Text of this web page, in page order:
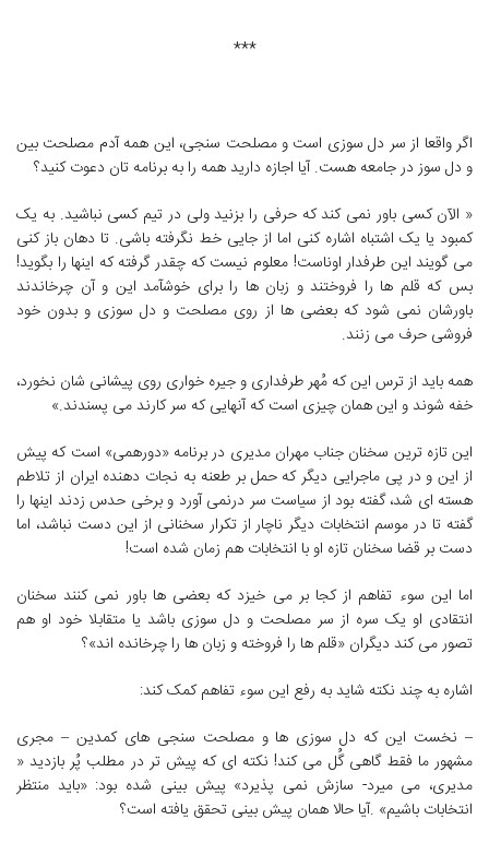
***
اگر واقعا از سر دل سوزی است و مصلحت سنجی، این همه آدم مصلحت بین
و دل سوز در جامعه هست. آیا اجازه دارید همه را به برنامه تان دعوت کنید؟
« الآن کسی باور نمی کند که حرفی را بزنید ولی در تیم کسی نباشید. به یک
کمبود یا یک اشتباه اشاره کنی اما از جایی خط نگرفته باشی. تا دهان باز کنی
می گویند این طرفدار اوناست! معلوم نیست که چقدر گرفته که اینها را بگوید!
بس که قلم ها را فروختند و زبان ها را برای خوشآمد این و آن چرخاندند
باورشان نمی شود که بعضی ها از روی مصلحت و دل سوزی و بدون خود
فروشی حرف می زنند.
همه باید از ترس این که مُهر طرفداری و جیره خواری روی پیشانی شان نخورد،
خفه شوند و این همان چیزی است که آنهایی که سر کارند می پسندند.»
این تازه ترین سخنان جناب مهران مدیری در برنامه «دورهمی» است که پیش
از این و در پی ماجرایی دیگر که حمل بر طعنه به نجات دهنده ایران از تلاطم
هسته ای شد، گفته بود از سیاست سر درنمی آورد و برخی حدس زدند اینها را
گفته تا در موسم انتخابات دیگر ناچار از تکرار سخنانی از این دست نباشد، اما
دست بر قضا سخنان تازه او با انتخابات هم زمان شده است!
اما این سوء تفاهم از کجا بر می خیزد که بعضی ها باور نمی کنند سخنان
انتقادی او یک سره از سر مصلحت و دل سوزی باشد یا متقابلا خود او هم
تصور می کند دیگران «قلم ها را فروخته و زبان ها را چرخانده اند»؟
اشاره به چند نکته شاید به رفع این سوء تفاهم کمک کند:
– نخست این که دل سوزی ها و مصلحت سنجی های کمدین – مجری
مشهور ما فقط گاهی گُل می کند! نکته ای که پیش تر در مطلب پُر بازدید «
مدیری، می میرد- سازش نمی پذیرد» پیش بینی شده بود: «باید منتظر
انتخابات باشیم» .آیا حالا همان پیش بینی تحقق یافته است؟